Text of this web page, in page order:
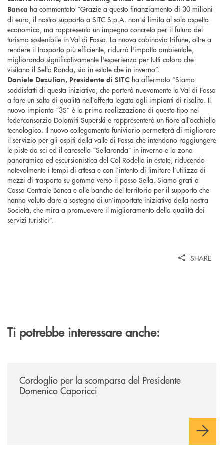
Banca ha commentato “Grazie a questo finanziamento di 30 milioni
di euro, il nostro supporto a SITC S.p.A. non si limita al solo aspetto
economico, ma rappresenta un impegno concreto per il futuro del
turismo sostenibile in Val di Fassa. La nuova cabinovia trifune, oltre a
rendere il trasporto più efficiente, ridurrà l'impatto ambientale,
migliorando significativamente l'esperienza per tutti coloro che
visitano il Sella Ronda, sia in estate che in inverno”.
Daniele Dezulian, Presidente di SITC ha affermato “Siamo
soddisfatti di questa iniziativa, che porterà nuovamente la Val di Fassa
a fare un salto di qualità nell’offerta legata agli impianti di risalita. Il
nuovo impianto “3S” è la prima realizzazione di questo tipo nel
federconsorzio Dolomiti Superski e rappresenterà un fiore all’occhiello
tecnologico. Il nuovo collegamento funiviario permetterà di migliorare
il servizio per gli ospiti della valle di Fassa che intendono raggiungere
le piste da sci ed il carosello “Sellaronda” in inverno e la zona
panoramica ed escursionistica del Col Rodella in estate, riducendo
notevolmente i tempi di attesa e con l’intento di limitare l’utilizzo di
mezzi di trasporto su gomma verso il passo Sella. Siamo grati a
Cassa Centrale Banca e alle banche del territorio per il supporto che
hanno voluto dare a sostegno di un’importate iniziativa della nostra
Società, che mira a promuovere il miglioramento della qualità dei
servizi turistici”.
SHARE
Ti potrebbe interessare anche:
Cordoglio per la scomparsa del Presidente
Domenico Caporicci